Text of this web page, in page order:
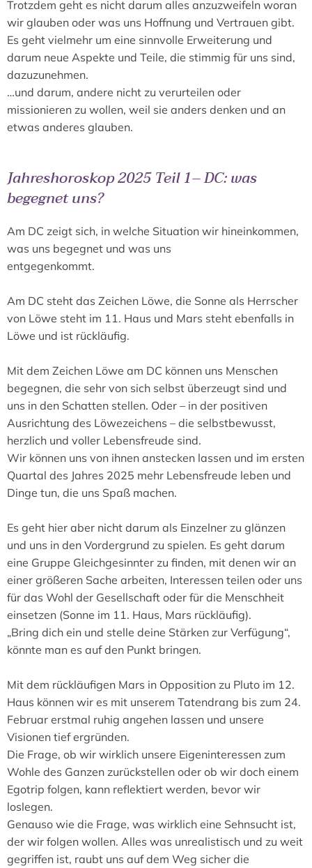
Trotzdem geht es nicht darum alles anzuzweifeln woran
wir glauben oder was uns Hoffnung und Vertrauen gibt.
Es geht vielmehr um eine sinnvolle Erweiterung und
darum neue Aspekte und Teile, die stimmig für uns sind,
dazuzunehmen.
…und darum, andere nicht zu verurteilen oder
missionieren zu wollen, weil sie anders denken und an
etwas anderes glauben.
Jahreshoroskop 2025 Teil 1– DC: was
begegnet uns?
Am DC zeigt sich, in welche Situation wir hineinkommen,
was uns begegnet und was uns
entgegenkommt.
Am DC steht das Zeichen Löwe, die Sonne als Herrscher
von Löwe steht im 11. Haus und Mars steht ebenfalls in
Löwe und ist rückläufig.
Mit dem Zeichen Löwe am DC können uns Menschen
begegnen, die sehr von sich selbst überzeugt sind und
uns in den Schatten stellen. Oder – in der positiven
Ausrichtung des Löwezeichens – die selbstbewusst,
herzlich und voller Lebensfreude sind.
Wir können uns von ihnen anstecken lassen und im ersten
Quartal des Jahres 2025 mehr Lebensfreude leben und
Dinge tun, die uns Spaß machen.
Es geht hier aber nicht darum als Einzelner zu glänzen
und uns in den Vordergrund zu spielen. Es geht darum
eine Gruppe Gleichgesinnter zu finden, mit denen wir an
einer größeren Sache arbeiten, Interessen teilen oder uns
für das Wohl der Gesellschaft oder für die Menschheit
einsetzen (Sonne im 11. Haus, Mars rückläufig).
„Bring dich ein und stelle deine Stärken zur Verfügung“,
könnte man es auf den Punkt bringen.
Mit dem rückläufigen Mars in Opposition zu Pluto im 12.
Haus können wir es mit unserem Tatendrang bis zum 24.
Februar erstmal ruhig angehen lassen und unsere
Visionen tief ergründen.
Die Frage, ob wir wirklich unsere Eigeninteressen zum
Wohle des Ganzen zurückstellen oder ob wir doch einem
Egotrip folgen, kann reflektiert werden, bevor wir
loslegen.
Genauso wie die Frage, was wirklich eine Sehnsucht ist,
der wir folgen wollen. Alles was unrealistisch und zu weit
gegriffen ist, raubt uns auf dem Weg sicher die